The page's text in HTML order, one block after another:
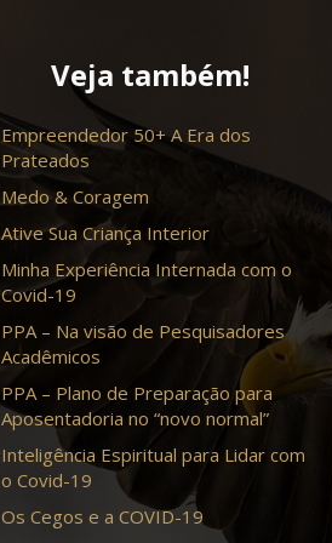
Veja também!
Empreendedor 50+ A Era dos
Prateados
Medo & Coragem
Ative Sua Criança Interior
Minha Experiência Internada com o
Covid-19
PPA – Na visão de Pesquisadores
Acadêmicos
PPA – Plano de Preparação para
Aposentadoria no “novo normal”
Inteligência Espiritual para Lidar com
o Covid-19
Os Cegos e a COVID-19
“Primeiramente quero
agradecer imensamente pela
experiência de Mergulho
Corporativo vivida na Evidive.
Deixo registrado aqui meu
depoimento sobre a
experiência: Um local incrível,
inovador que traz a
possibilidade de literalmente
mergulharmos em uma
experiência extrassensorial.
Trazendo para os
Anderson Alvim Empresário